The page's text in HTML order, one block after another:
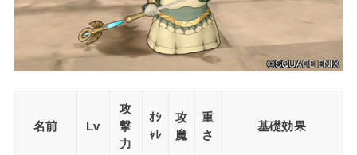
名前 Lv
攻
撃
力
ｵｼ
ｬﾚ
攻
魔
重
さ
基礎効果